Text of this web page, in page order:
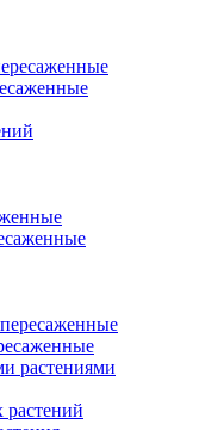
растениями